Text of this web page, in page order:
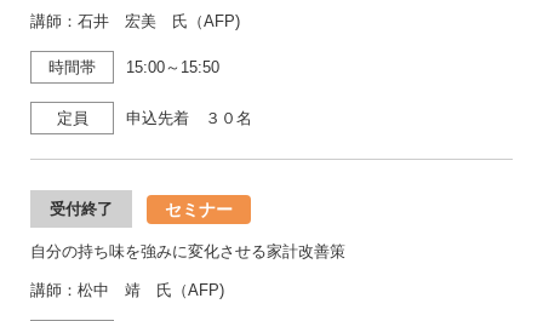
講師：石井 宏美 氏（AFP)
時間帯 15:00～15:50
定員 申込先着 ３０名
受付終了 セミナー
自分の持ち味を強みに変化させる家計改善策
講師：松中 靖 氏（AFP)